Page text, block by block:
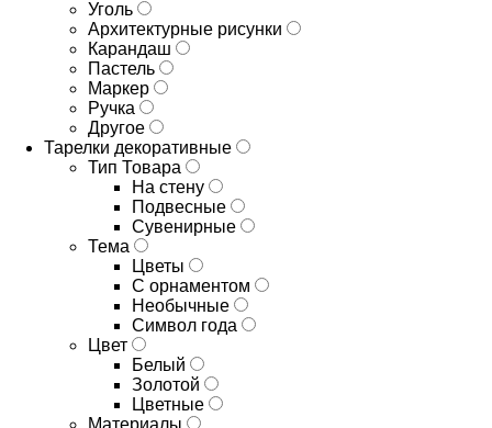
Уголь
Архитектурные рисунки
Карандаш
Пастель
Маркер
Ручка
Другое
Тарелки декоративные
Тип Товара
На стену
Подвесные
Сувенирные
Тема
Цветы
С орнаментом
Необычные
Символ года
Цвет
Белый
Золотой
Цветные
Материалы